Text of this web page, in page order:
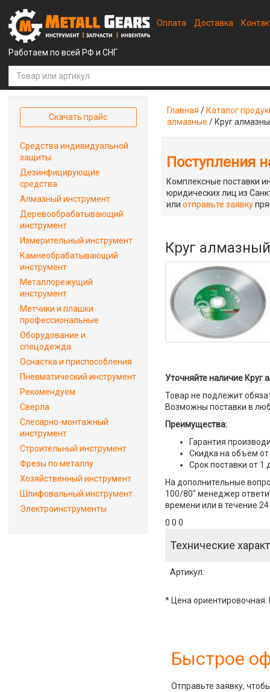
Работаем по всей РФ и СНГ
Оплата Доставка
Главная / Каталог
алмазные / Круг
Поступления
Комплексные поставки
юридических лиц из
илиотправьте заявку
Круг
Уточняйте наличие Круг
Товар не подлежит
Возможны поставки в
Преимущества:
Гарантия
Скидка на объем от
Срок поставки от 1
На дополнительные
100/80" менеджер
времени или в течение
0 0 0
Технические
Артикул:
* Цена ориентировочная.
Быстрое
Отправьте заявку,
Скачать прайс
Средства индивидуальной
защиты
Дезинфицирующие
средства
Алмазный инструмент
Деревообрабатывающий
инструмент
Измерительный инструмент
Камнеобрабатывающий
инструмент
Металлорежущий
инструмент
Метчики и плашки
профессиональные
Оборудование и
спецодежда
Оснастка и приспособления
Пневматический инструмент
Рекомендуем
Сверла
Слесарно-монтажный
инструмент
Строительный инструмент
Фрезы по металлу
Хозяйственный инструмент
Шлифовальный инструмент
Электроинструменты